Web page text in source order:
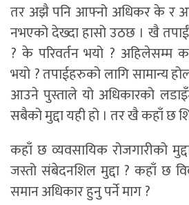
तर अझै पनि आफ्नो अधिकर के र
नभएको देख्दा हासो उठछ । खै
? के परिवर्तन भयो ? अहिलेसम्म
भयो ? तपाईहरुको लागि सामान्य
आउने पुस्ताले यो अधिकारको
सबैको मुद्दा यही हो । तर खै कहाँ छ
कहाँ छ व्यवसायिक रोजगारीको
जस्तो संबेदनशिल मुद्दा ? कहाँ छ
समान अधिकार हुनु पर्ने माग ?